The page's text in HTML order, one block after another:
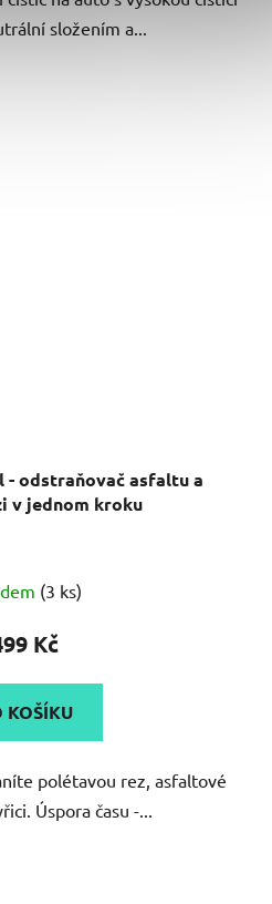
složením a...
- odstraňovač asfaltu a
v jednom kroku
(3 ks)
Kč
KOŠÍKU
polétavou rez, asfaltové
Úspora času -...